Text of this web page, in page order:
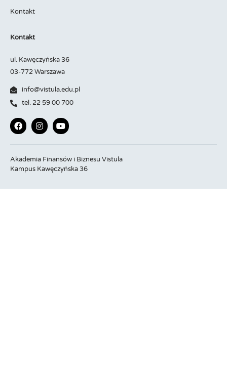
Kontakt
Kontakt
ul. Kawęczyńska 36
03-772 Warszawa
info@vistula.edu.pl
tel. 22 59 00 700
Akademia Finansów i Biznesu Vistula
Kampus Kawęczyńska 36